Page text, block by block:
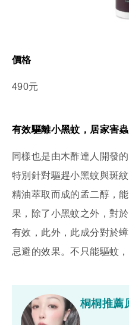
價格
490元
有效驅離小黑蚊，居家害
同樣也是由木酢達人開發
特別針對驅趕小黑蚊與斑
精油萃取而成的孟二醇，
果，除了小黑蚊之外，對
有效，此外，此成分對於
忌避的效果。不只能驅蚊
桐桐推薦